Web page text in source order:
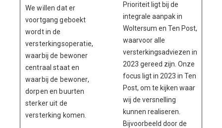
We willen dat er
voortgang geboekt
wordt in de
versterkingsoperatie,
waarbij de bewoner
centraal staat en
waarbij de bewoner,
dorpen en buurten
sterker uit de
versterking komen.
Prioriteit ligt bij de
integrale aanpak in
Woltersum en Ten Post,
waarvoor alle
versterkingsadviezen in
2023 gereed zijn. Onze
focus ligt in 2023 in Ten
Post, om te kijken waar
wij de versnelling
kunnen realiseren.
Bijvoorbeeld door de